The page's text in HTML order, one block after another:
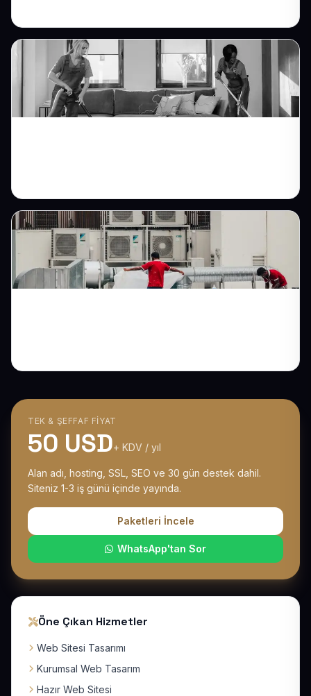
TEK & ŞEFFAF FIYAT
50 USD+ KDV / yıl
Alan adı, hosting, SSL, SEO ve 30 gün destek dahil.
Siteniz 1-3 iş günü içinde yayında.
Paketleri İncele
WhatsApp'tan Sor
Öne Çıkan Hizmetler
Web Sitesi Tasarımı
Kurumsal Web Tasarım
Hazır Web Sitesi